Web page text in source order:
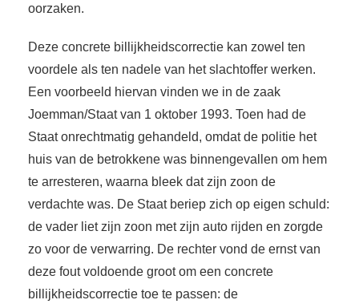
oorzaken.
Deze concrete billijkheidscorrectie kan zowel ten
voordele als ten nadele van het slachtoffer werken.
Een voorbeeld hiervan vinden we in de zaak
Joemman/Staat van 1 oktober 1993. Toen had de
Staat onrechtmatig gehandeld, omdat de politie het
huis van de betrokkene was binnengevallen om hem
te arresteren, waarna bleek dat zijn zoon de
verdachte was. De Staat beriep zich op eigen schuld:
de vader liet zijn zoon met zijn auto rijden en zorgde
zo voor de verwarring. De rechter vond de ernst van
deze fout voldoende groot om een concrete
billijkheidscorrectie toe te passen: de